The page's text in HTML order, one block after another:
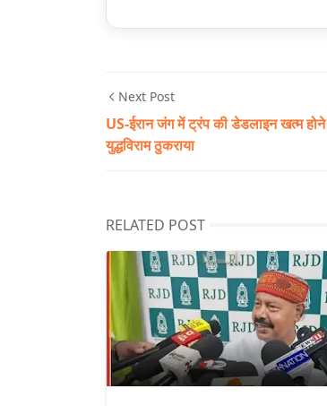
Next Post
US-ईरान जंग में ट्रंप की डेडलाइन खत्म होने
युद्धविराम ठुकराया
RELATED POST